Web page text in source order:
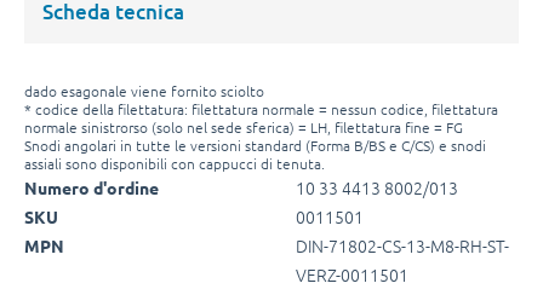
Scheda tecnica
dado esagonale viene fornito sciolto
* codice della filettatura: filettatura normale = nessun codice, filettatura
normale sinistrorso (solo nel sede sferica) = LH, filettatura fine = FG
Snodi angolari in tutte le versioni standard (Forma B/BS e C/CS) e snodi
assiali sono disponibili con cappucci di tenuta.
Numero d'ordine 10 33 4413 8002/013
SKU 0011501
MPN
DIN-71802-CS-13-M8-RH-ST-
VERZ-0011501